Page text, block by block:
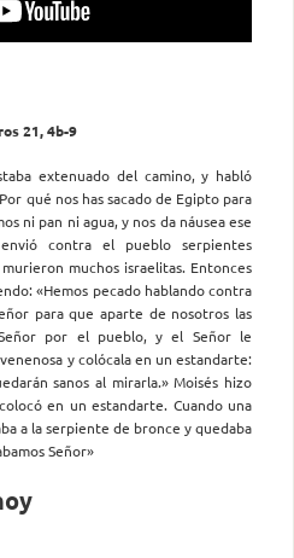
21, 4b-9
extenuado del camino, y ha­bló
qué nos has sacado de Egipto para
ni pan ni agua, y nos da náusea ese
contra el pueblo serpientes
muchos israelitas. Entonces
«Hemos pecado hablando contra
para que aparte de nosotros las
por el pueblo, y el Señor le
y colócala en un estandarte:
sanos al mirarla.» Moisés hizo
en un estandar­te. Cuando una
a la serpiente de bronce y quedaba
Señor»